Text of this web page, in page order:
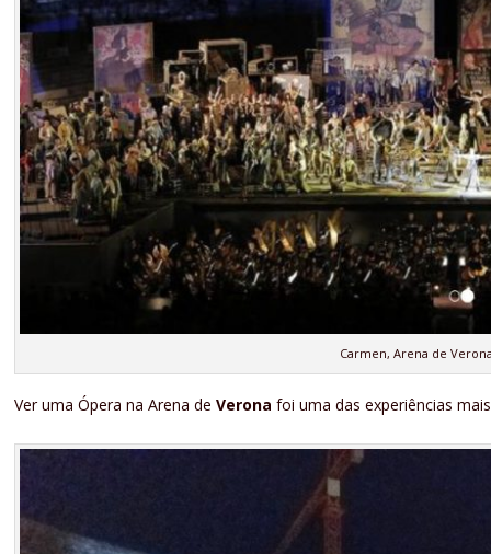
Carmen, Arena de
Ver uma Ópera na Arena deVerona foi uma das experiências